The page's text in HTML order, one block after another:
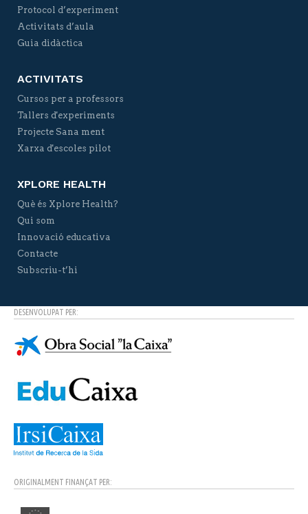
Protocol d’experiment
Activitats d’aula
Guia didàctica
ACTIVITATS
Cursos per a professors
Tallers d'experiments
Projecte Sana ment
Xarxa d'escoles pilot
XPLORE HEALTH
Què és Xplore Health?
Qui som
Innovació educativa
Contacte
Subscriu-t’hi
DESENVOLUPAT PER:
ORIGINALMENT FINANÇAT PER: